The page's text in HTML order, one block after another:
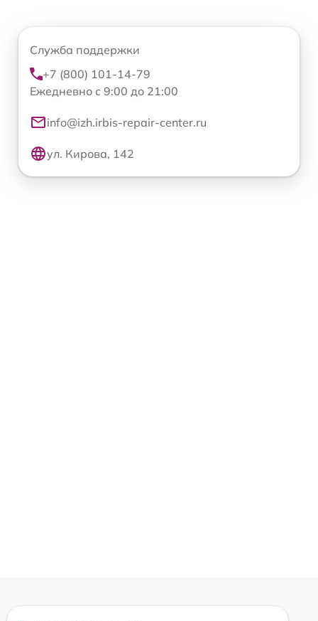
Служба поддержки
+7 (800) 101-14-79
Ежедневно с 9:00 до 21:00
info@izh.irbis-repair-center.ru
ул. Кирова, 142